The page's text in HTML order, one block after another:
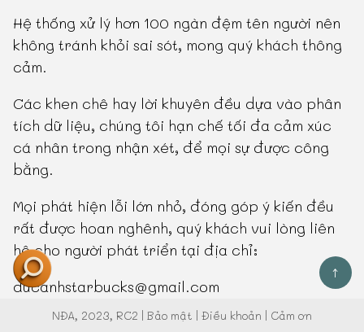
Hệ thống xử lý hơn 100 ngàn đệm tên người nên
không tránh khỏi sai sót, mong quý khách thông
cảm.
Các khen chê hay lời khuyên đều dựa vào phân
tích dữ liệu, chúng tôi hạn chế tối đa cảm xúc
cá nhân trong nhận xét, để mọi sự được công
bằng.
Mọi phát hiện lỗi lớn nhỏ, đóng góp ý kiến đều
rất được hoan nghênh, quý khách vui lòng liên
hệ cho người phát triển tại địa chỉ:
ducanhstarbucks@gmail.com
Chúng tôi không chắc chắn phản hồi hay sửa
↑
NĐA, 2023, RC2 | Bảo mật | Điều khoản | Cảm ơn